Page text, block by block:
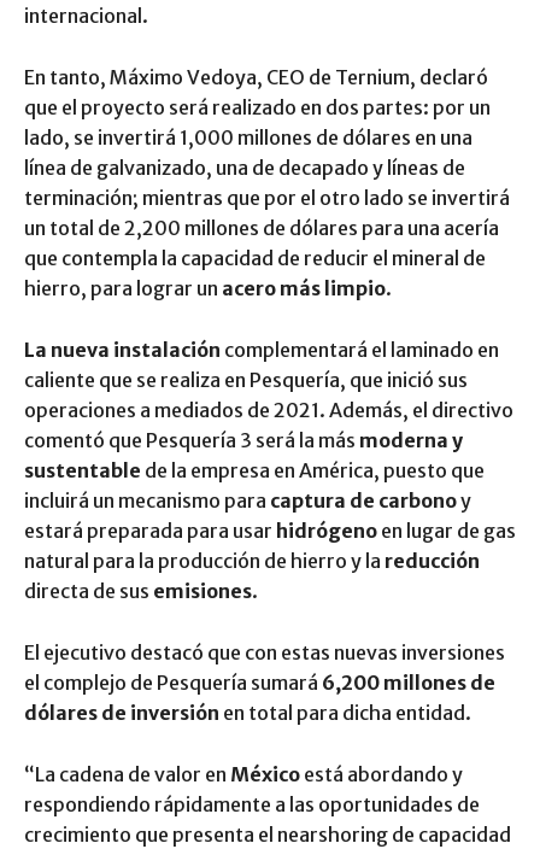
internacional.
En tanto, Máximo Vedoya, CEO de Ternium, declaró
que el proyecto será realizado en dos partes: por un
lado, se invertirá 1,000 millones de dólares en una
línea de galvanizado, una de decapado y líneas de
terminación; mientras que por el otro lado se invertirá
un total de 2,200 millones de dólares para una acería
que contempla la capacidad de reducir el mineral de
hierro, para lograr un acero más limpio.
La nueva instalación complementará el laminado en
caliente que se realiza en Pesquería, que inició sus
operaciones a mediados de 2021. Además, el directivo
comentó que Pesquería 3 será la más moderna y
sustentable de la empresa en América, puesto que
incluirá un mecanismo para captura de carbonoy
estará preparada para usar hidrógeno en lugar de gas
natural para la producción de hierro y la reducción
directa de sus emisiones.
El ejecutivo destacó que con estas nuevas inversiones
el complejo de Pesquería sumará 6,200 millones de
dólares de inversión en total para dicha entidad.
“La cadena de valor en México está abordando y
respondiendo rápidamente a las oportunidades de
crecimiento que presenta el nearshoring de capacidad